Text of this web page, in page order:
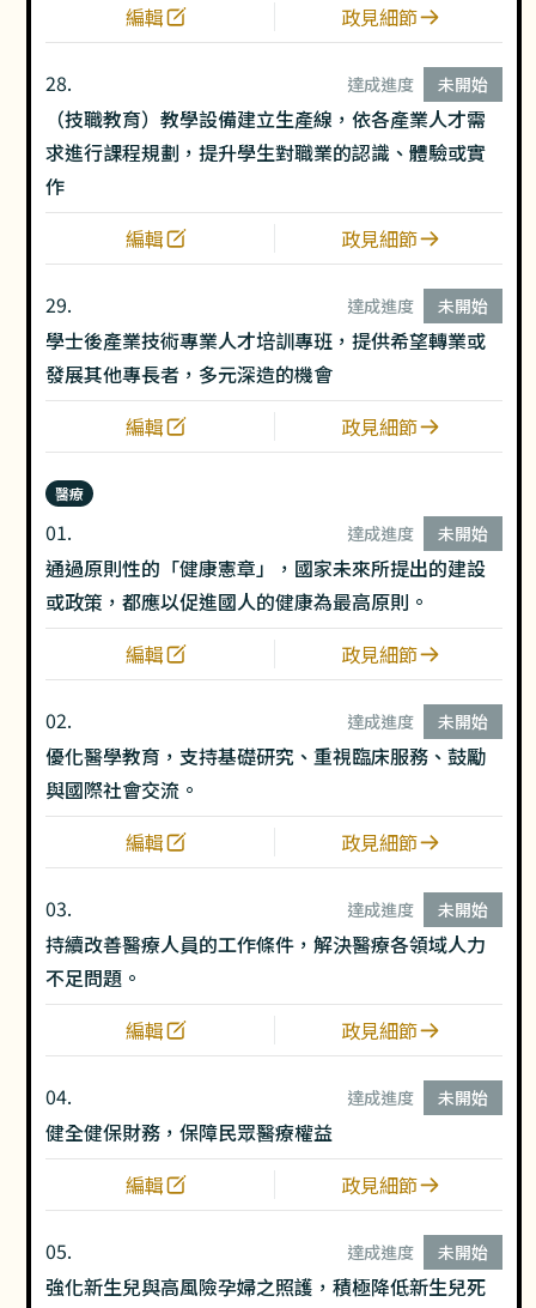
編輯
政見細節
28. 達成進度 未開始
（技職教育）教學設備建立生產線，依各產業人才需
求進行課程規劃，提升學生對職業的認識、體驗或實
作
編輯
政見細節
29. 達成進度 未開始
學士後產業技術專業人才培訓專班，提供希望轉業或
發展其他專長者，多元深造的機會
編輯
政見細節
醫療
01. 達成進度 未開始
通過原則性的「健康憲章」，國家未來所提出的建設
或政策，都應以促進國人的健康為最高原則。
編輯
政見細節
02. 達成進度 未開始
優化醫學教育，支持基礎研究、重視臨床服務、鼓勵
與國際社會交流。
編輯
政見細節
03. 達成進度 未開始
持續改善醫療人員的工作條件，解決醫療各領域人力
不足問題。
編輯
政見細節
04. 達成進度 未開始
健全健保財務，保障民眾醫療權益
編輯
政見細節
05. 達成進度 未開始
強化新生兒與高風險孕婦之照護，積極降低新生兒死